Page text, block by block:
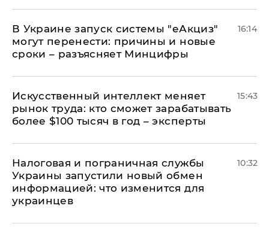
В Украине запуск системы "еАкциз"
могут перенести: причины и новые
сроки – разъясняет Минцифры
16:14
Искусственный интеллект меняет
рынок труда: кто сможет зарабатывать
более $100 тысяч в год – эксперты
15:43
Налоговая и пограничная службы
Украины запустили новый обмен
информацией: что изменится для
украинцев
10:32